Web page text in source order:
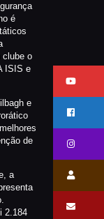
é
clube o
ISIS e
e
de
a
2.184